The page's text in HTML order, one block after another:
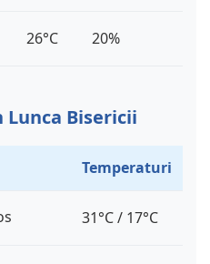
26°C 20%
Lunca Bisericii
Temperaturi
31°C / 17°C